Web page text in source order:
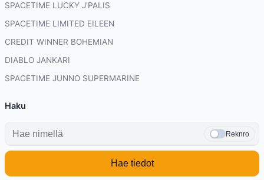
SPACETIME LUCKY J'PALIS
SPACETIME LIMITED EILEEN
CREDIT WINNER BOHEMIAN
DIABLO JANKARI
SPACETIME JUNNO SUPERMARINE
Haku
Reknro
Hae tiedot